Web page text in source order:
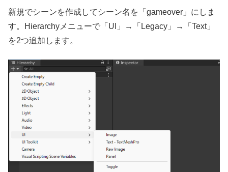
新規でシーンを作成してシーン名を「gameover」にしま
す。Hierarchyメニューで「UI」→「Legacy」→「Text」
を2つ追加します。